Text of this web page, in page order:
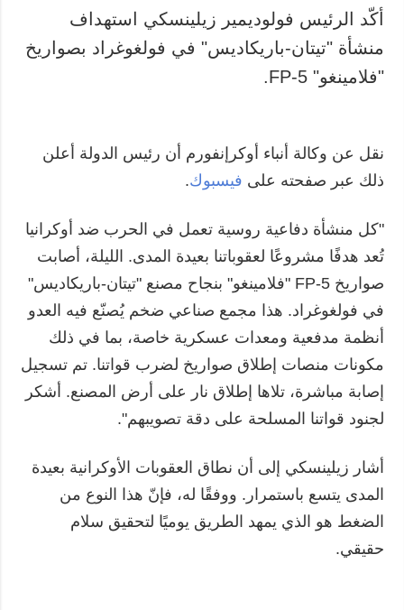
أكّد الرئيس فولوديمير زيلينسكي استهداف
منشأة "تيتان-باريكاديس" في فولغوغراد بصواريخ
"فلامينغو" FP-5.
نقل عن وكالة أنباء أوكرإنفورم أن رئيس الدولة أعلن
ذلك عبر صفحته على فيسبوك.
"كل منشأة دفاعية روسية تعمل في الحرب ضد أوكرانيا
تُعد هدفًا مشروعًا لعقوباتنا بعيدة المدى. الليلة، أصابت
صواريخ FP-5 "فلامينغو" بنجاح مصنع "تيتان-باريكاديس"
في فولغوغراد. هذا مجمع صناعي ضخم يُصنّع فيه العدو
أنظمة مدفعية ومعدات عسكرية خاصة، بما في ذلك
مكونات منصات إطلاق صواريخ لضرب قواتنا. تم تسجيل
إصابة مباشرة، تلاها إطلاق نار على أرض المصنع. أشكر
لجنود قواتنا المسلحة على دقة تصويبهم".
أشار زيلينسكي إلى أن نطاق العقوبات الأوكرانية بعيدة
المدى يتسع باستمرار. ووفقًا له، فإنّ هذا النوع من
الضغط هو الذي يمهد الطريق يوميًا لتحقيق سلام
حقيقي.